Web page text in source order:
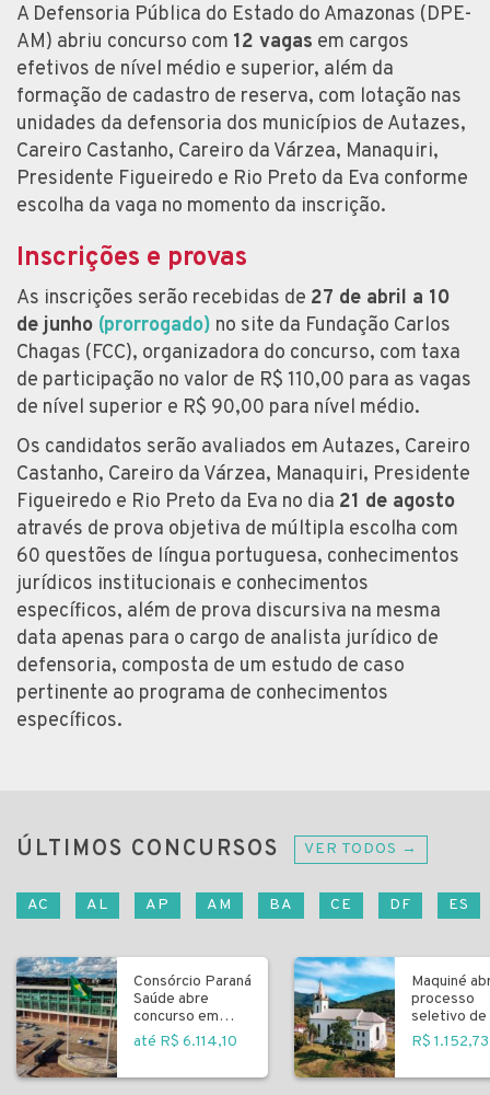
A Defensoria Pública do Estado do Amazonas (DPE-
AM) abriu concurso com 12 vagas em cargos
efetivos de nível médio e superior, além da
formação de cadastro de reserva, com lotação nas
unidades da defensoria dos municípios de Autazes,
Careiro Castanho, Careiro da Várzea, Manaquiri,
Presidente Figueiredo e Rio Preto da Eva conforme
escolha da vaga no momento da inscrição.
Inscrições e provas
As inscrições serão recebidas de 27 de abril a 10
de junho (prorrogado) no site da Fundação Carlos
Chagas (FCC), organizadora do concurso, com taxa
de participação no valor de R$ 110,00 para as vagas
de nível superior e R$ 90,00 para nível médio.
Os candidatos serão avaliados em Autazes, Careiro
Castanho, Careiro da Várzea, Manaquiri, Presidente
Figueiredo e Rio Preto da Eva no dia 21 de agosto
através de prova objetiva de múltipla escolha com
60 questões de língua portuguesa, conhecimentos
jurídicos institucionais e conhecimentos
específicos, além de prova discursiva na mesma
data apenas para o cargo de analista jurídico de
defensoria, composta de um estudo de caso
pertinente ao programa de conhecimentos
específicos.
ÚLTIMOS CONCURSOS VER TODOS →
AC AL AP AM BA CE DF ES
Consórcio Paraná
Saúde abre
concurso em
Curitiba
até R$ 6.114,10
Maquiné
processo
seletivo de
R$ 1.152,73